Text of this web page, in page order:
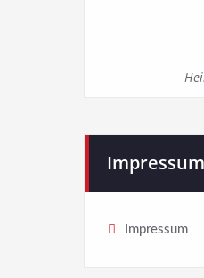
Impressum
Impressum